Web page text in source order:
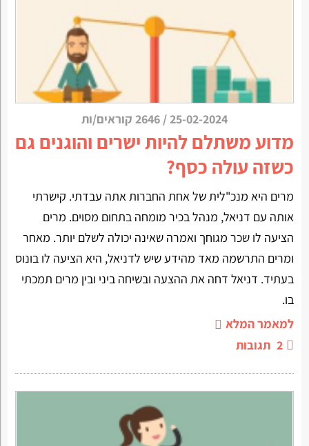
25-02-2024
/ 2646 קוראים/ות
מדוע משתלם להיות ישרים והוגנים גם
כשזה עולה כסף?
מרים היא מנכ"לית של אחת החברות אתה עבדתי. קישרתי
אותה עם דניאל, מנהל בכיר מומחה בתחום מסוים. מרים
הציעה לו שכר מגוחך ואמרה שאינה יכולה לשלם יותר. מאחר
ומרים התרשמה מאד מהידע שיש לדניאל, היא הציעה לו בונוס
בעתיד. דניאל דחה את ההצעה ובשיחה ביני ובין מרים תמכתי
בו.
למאמר המלא
2 תגובות